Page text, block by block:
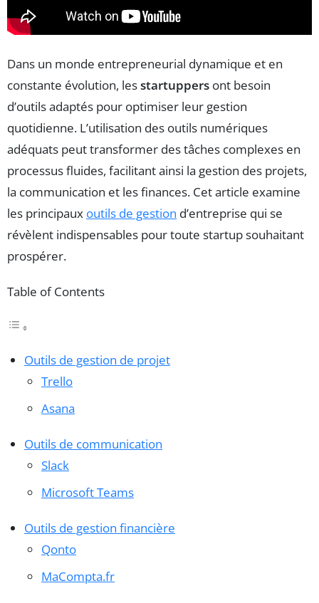
Dans un monde entrepreneurial dynamique et en
constante évolution, lesstartuppers ont besoin
d’outils adaptés pour optimiser leur gestion
quotidienne. L’utilisation des outils numériques
adéquats peut transformer des tâches complexes en
processus fluides, facilitant ainsi la gestion des projets,
la communication et les finances. Cet article examine
les principaux outils de gestion d’entreprise qui se
révèlent indispensables pour toute startup souhaitant
prospérer.
Table of Contents
Outils de gestion de projet
Trello
Asana
Outils de communication
Slack
Microsoft Teams
Outils de gestion financière
Qonto
MaCompta.fr